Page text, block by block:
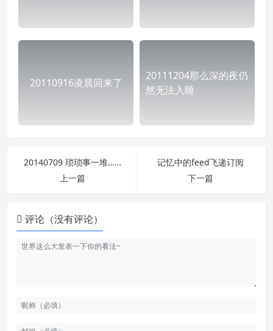
20110916凌晨回来了
20111204那么深的夜仍
然无法入睡
20140709 琐琐事一堆……
上一篇
记忆中的feed飞递订阅
下一篇
评论（没有评论）